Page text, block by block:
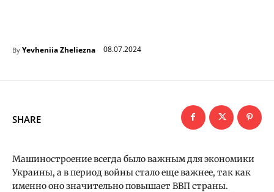
By Yevheniia Zheliezna 08.07.2024
SHARE
Машиностроение всегда было важным для экономики
Украины, а в период войны стало еще важнее, так как
именно оно значительно повышает ВВП страны.